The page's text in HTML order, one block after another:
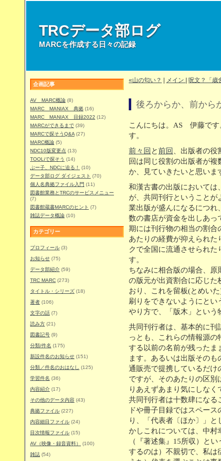
TRCデータ部ログ
MARCを作成する日々の記録
企画記事
AV MARC概論 (8)
MARC MANIAX 典拠 (16)
MARC MANIAX 目録2022 (12)
MARCができるまで (39)
MARCで探そうQ&A (27)
MARC概論 (5)
NDC10版変更点 (13)
TOOLiで探そう (14)
ぶー子、NDCに迫る！
(10)
データ部ログ ダイジェスト (70)
個人名典拠ファイル入門 (11)
図書館業務とTRCのサービスメニュー
(7)
図書館蔵書MARCのヒント (7)
雑誌データ概論 (10)
カテゴリー
プロフィール (3)
お知らせ (75)
データ部紹介 (59)
TRC MARC (273)
タイトル・シリーズ (18)
著者 (106)
文字の話 (7)
読み方 (21)
図書記号 (9)
分類/件名 (175)
新設件名のお知らせ (151)
分類／件名のおはなし
(125)
学習件名 (36)
内容紹介 (17)
その他のデータ内容 (43)
典拠ファイル (227)
内容細目ファイル (24)
目次情報ファイル (15)
AV（映像・録音資料）
(100)
雑誌 (54)
«山の匂い？ メイン 呪文？「歳
後ろからか、前か
こんにちは。AS 伊藤です
す。
前々回 と前回
、出版者の
回は同じ役割の出版者が
か、見ていきたいと思いま
和漢古書の出版においては
が、共同刊行ということ
業出版が盛んになるにつれ
数の書店が資金を出しあっ
期には刊行物の相当の割合
あたりの経費が抑えられ
クで全国に流通させられ
す。
ちなみに相合版の場合、
の版元が出資割合に応じた
おり、これを留板(とめい
刷りをできないようにと
やり方で、「版木」という
共同刊行者は、基本的に刊
っとも、これらの情報源
する以前の名前が残ったま
ます。あるいは出版その
通販売で提携しているだけ
ですが、そのあたりの区
りあえずあまり気にしな
共同刊行者は十数肆になる
ドや冊子目録ではスペー
り、「代表者〔ほか〕」
かしこれについては、中村
（『著述集』15所収）と
するのは）不親切で、私は